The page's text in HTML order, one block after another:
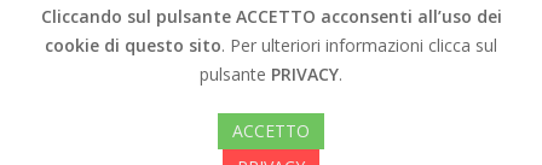
© REA.net 2019 |REA.netBiblioteche lungo l'Elsa
Mappa del Sito|Credits
accessibile del sito
Cliccando sul pulsante ACCETTO acconsenti all’uso dei
cookie di questo sito. Per ulteriori informazioni clicca sul
pulsante PRIVACY.
ACCETTO